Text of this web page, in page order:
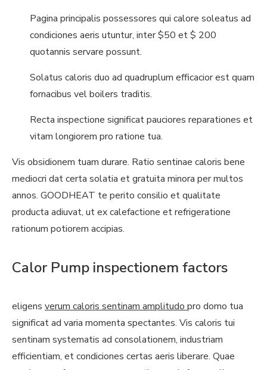
Pagina principalis possessores qui calore soleatus ad
condiciones aeris utuntur, inter $50 et $ 200
quotannis servare possunt.
Solatus caloris duo ad quadruplum efficacior est quam
fornacibus vel boilers traditis.
Recta inspectione significat pauciores reparationes et
vitam longiorem pro ratione tua.
Vis obsidionem tuam durare. Ratio sentinae caloris bene
mediocri dat certa solatia et gratuita minora per multos
annos. GOODHEAT te perito consilio et qualitate
producta adiuvat, ut ex calefactione et refrigeratione
rationum potiorem accipias.
Calor Pump inspectionem factors
eligens verum caloris sentinam amplitudo pro domo tua
significat ad varia momenta spectantes. Vis caloris tui
sentinam systematis ad consolationem, industriam
efficientiam, et condiciones certas aeris liberare. Quae